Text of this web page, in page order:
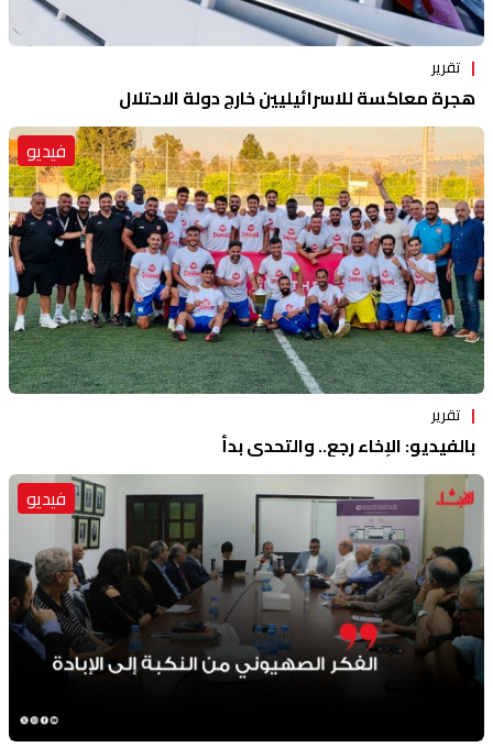
تقرير
هجرة معاكسة للاسرائيليين خارج دولة الاحتلال
فيديو
تقرير
بالفيديو: الإخاء رجع.. والتحدي بدأ
فيديو